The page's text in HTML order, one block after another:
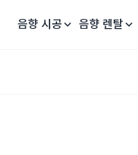
음향 시공 음향 렌탈